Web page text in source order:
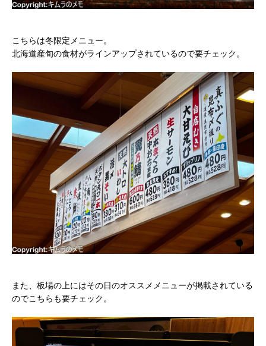
こちらは冬限定メニュー。
北海道産旬の食材がラインアップされているので要チェック。
また、板場の上にはその日のオススメメニューが掲載されている
のでこちらも要チェック。